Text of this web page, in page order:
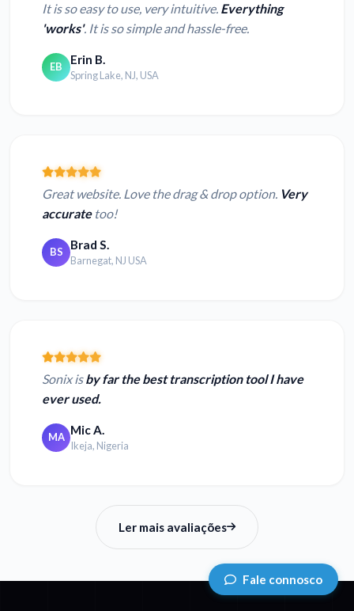
It is so easy to use, very intuitive. Everything
'works'. It is so simple and hassle-free.
EB Erin B.
Spring Lake, NJ, USA
Great website. Love the drag & drop option. Very
accuratetoo!
BS Brad S.
Barnegat, NJ USA
Sonix isby far the best transcription tool I have
ever used.
MA Mic A.
Ikeja, Nigeria
Ler mais avaliações
Fale connosco